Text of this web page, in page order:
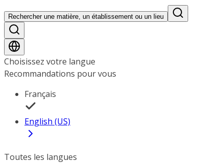
Rechercher une matière, un établissement ou un lieu
Choisissez votre langue
Recommandations pour vous
Français
English (US)
Toutes les langues